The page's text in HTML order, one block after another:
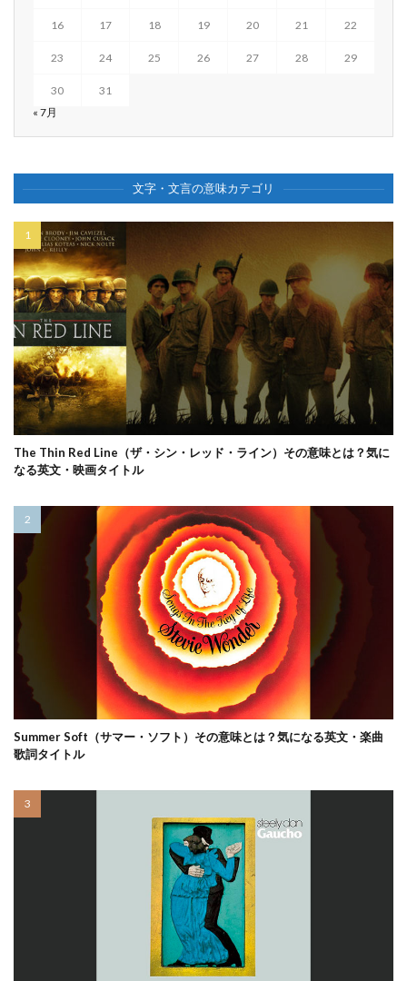
16 17 18 19 20 21 22
23 24 25 26 27 28 29
30
31
« 7月
文字・文言の意味カテゴリ
The Thin Red Line（ザ・シン・レッド・ライン）その意味とは？気に
なる英文・映画タイトル
Summer Soft（サマー・ソフト）その意味とは？気になる英文・楽曲
歌詞タイトル